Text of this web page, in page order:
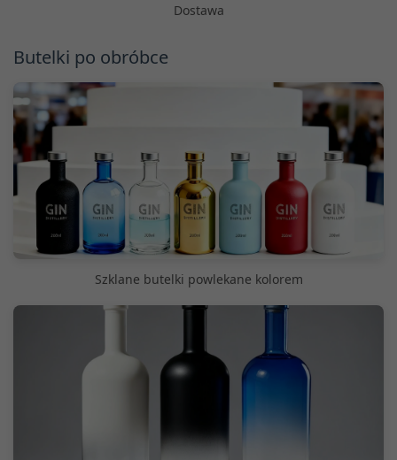
Dostawa
Butelki po obróbce
Szklane butelki powlekane kolorem